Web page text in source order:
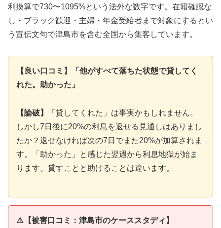
利換算で730〜1095%という法外な数字です。在籍確認な
し・ブラック歓迎・主婦・年金受給者まで対象にするとい
う宣伝文句で津島市を含む全国から集客しています。
【良い口コミ】「他がすべて落ちた状態で貸してく
れた。助かった」
【論破】
「貸してくれた」は事実かもしれません。
しかし7日後に20%の利息を返せる見通しはありまし
たか？返せなければ次の7日でまた20%が加算されま
す。「助かった」と感じた翌週から利息地獄が始ま
ります。貸すことと助けることは違います。
⚠️【被害口コミ：津島市のケーススタディ】